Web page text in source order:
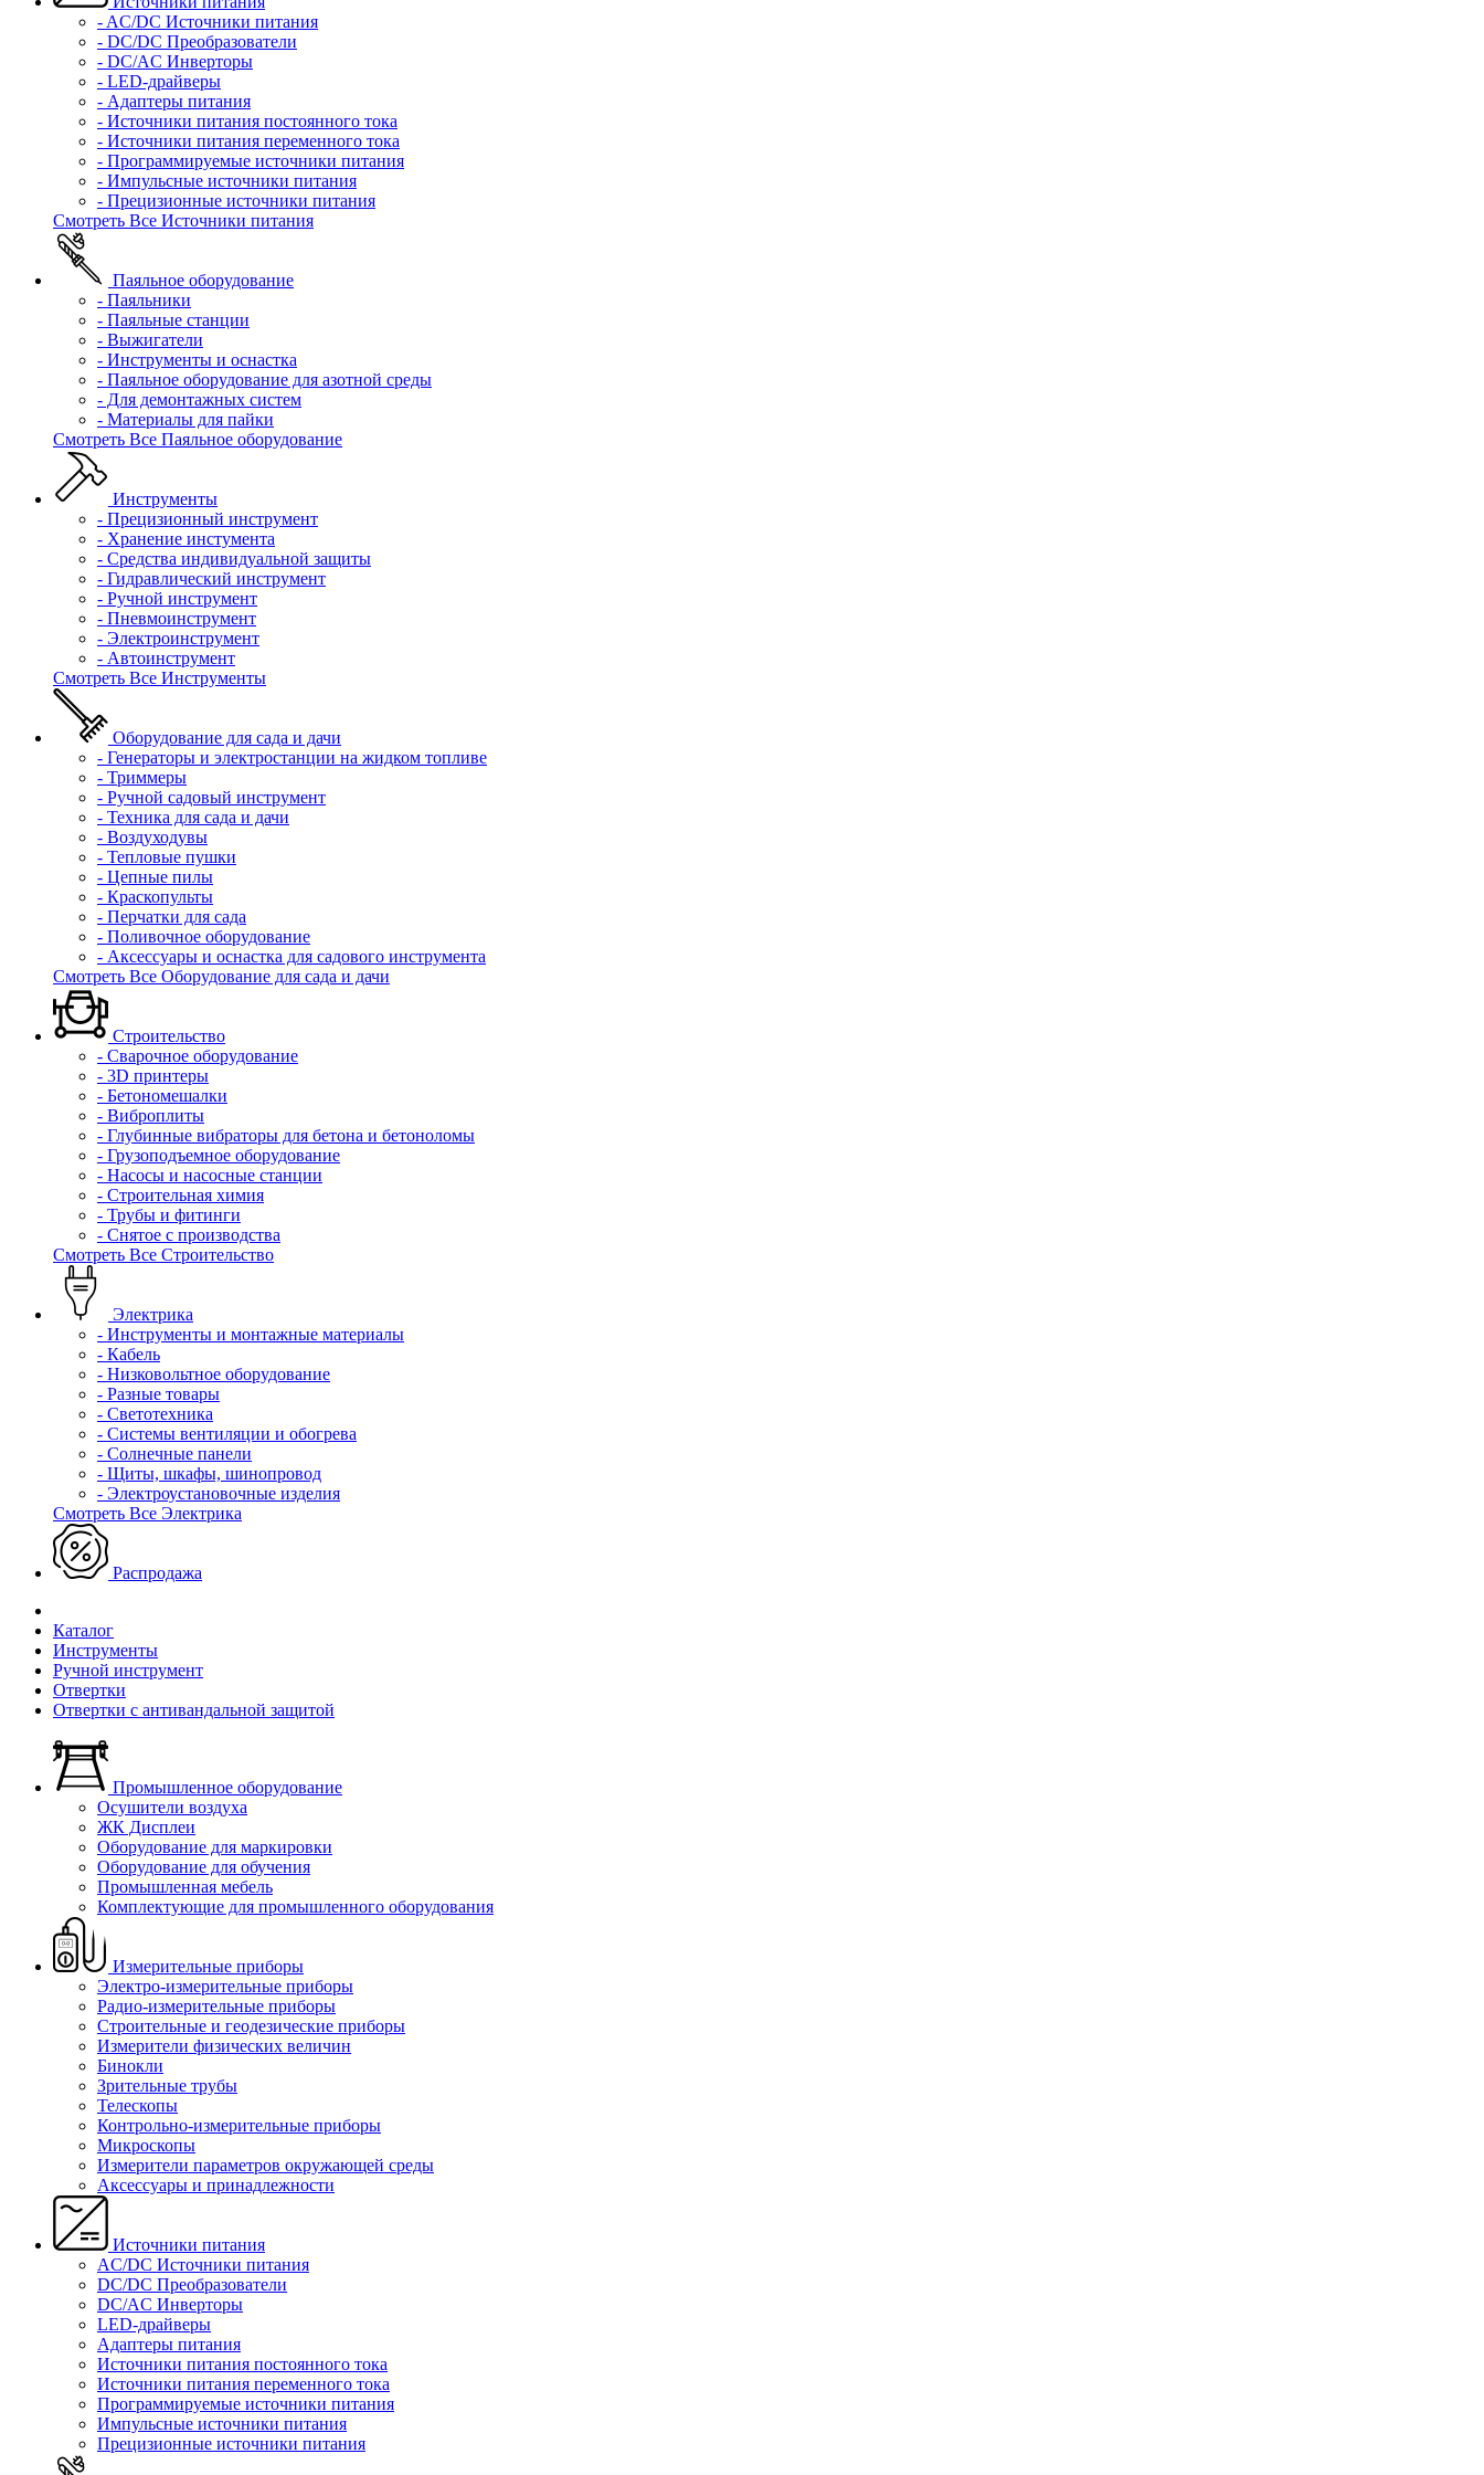
- AC/DC Источники питания
- DC/DC Преобразователи
- DC/AC Инверторы
- LED-драйверы
- Адаптеры питания
- Источники питания постоянного тока
- Источники питания переменного тока
- Программируемые источники питания
- Импульсные источники питания
- Прецизионные источники питания
Смотреть Все Источники питания
Паяльное оборудование
- Паяльники
- Паяльные станции
- Выжигатели
- Инструменты и оснастка
- Паяльное оборудование для азотной среды
- Для демонтажных систем
- Материалы для пайки
Смотреть Все Паяльное оборудование
Инструменты
- Прецизионный инструмент
- Хранение инстумента
- Средства индивидуальной защиты
- Гидравлический инструмент
- Ручной инструмент
- Пневмоинструмент
- Электроинструмент
- Автоинструмент
Смотреть Все Инструменты
Оборудование для сада и дачи
- Генераторы и электростанции на жидком топливе
- Триммеры
- Ручной садовый инструмент
- Техника для сада и дачи
- Воздуходувы
- Тепловые пушки
- Цепные пилы
- Краскопульты
- Перчатки для сада
- Поливочное оборудование
- Аксессуары и оснастка для садового инструмента
Смотреть Все Оборудование для сада и дачи
Строительство
- Сварочное оборудование
- 3D принтеры
- Бетономешалки
- Виброплиты
- Глубинные вибраторы для бетона и бетоноломы
- Грузоподъемное оборудование
- Насосы и насосные станции
- Строительная химия
- Трубы и фитинги
- Снятое с производства
Смотреть Все Строительство
Электрика
- Инструменты и монтажные материалы
- Кабель
- Низковольтное оборудование
- Разные товары
- Светотехника
- Системы вентиляции и обогрева
- Солнечные панели
- Щиты, шкафы, шинопровод
- Электроустановочные изделия
Смотреть Все Электрика
Распродажа
Каталог
Инструменты
Ручной инструмент
Отвертки
Отвертки с антивандальной защитой
Промышленное оборудование
Осушители воздуха
ЖК Дисплеи
Оборудование для маркировки
Оборудование для обучения
Промышленная мебель
Комплектующие для промышленного оборудования
Измерительные приборы
Электро-измерительные приборы
Радио-измерительные приборы
Строительные и геодезические приборы
Измерители физических величин
Бинокли
Зрительные трубы
Телескопы
Контрольно-измерительные приборы
Микроскопы
Измерители параметров окружающей среды
Аксессуары и принадлежности
Источники питания
AC/DC Источники питания
DC/DC Преобразователи
DC/AC Инверторы
LED-драйверы
Адаптеры питания
Источники питания постоянного тока
Источники питания переменного тока
Программируемые источники питания
Импульсные источники питания
Прецизионные источники питания